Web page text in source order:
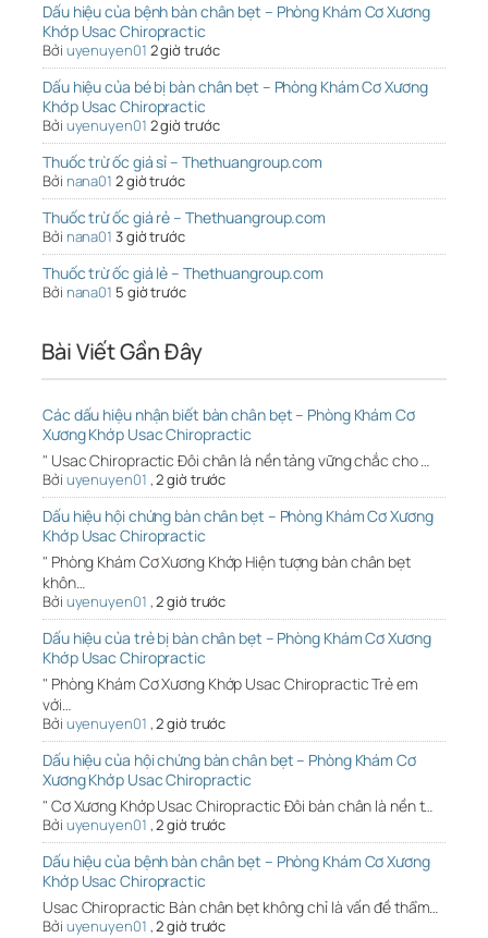
Dấu hiệu của bệnh bàn chân bẹt – Phòng Khám Cơ Xương
Khớp Usac Chiropractic
Bởi uyenuyen01 2 giờ trước
Dấu hiệu của bé bị bàn chân bẹt – Phòng Khám Cơ Xương
Khớp Usac Chiropractic
Bởi uyenuyen01 2 giờ trước
Thuốc trừ ốc giá sỉ – Thethuangroup.com
Bởi nana01 2 giờ trước
Thuốc trừ ốc giá rẻ – Thethuangroup.com
Bởi nana01 3 giờ trước
Thuốc trừ ốc giá lẻ – Thethuangroup.com
Bởi nana01 5 giờ trước
Bài Viết Gần Đây
Các dấu hiệu nhận biết bàn chân bẹt – Phòng Khám Cơ
Xương Khớp Usac Chiropractic
" Usac Chiropractic Đôi chân là nền tảng vững chắc cho …
Bởi uyenuyen01 ,2 giờ trước
Dấu hiệu hội chứng bàn chân bẹt – Phòng Khám Cơ Xương
Khớp Usac Chiropractic
" Phòng Khám Cơ Xương Khớp Hiện tượng bàn chân bẹt
khôn…
Bởi uyenuyen01 ,2 giờ trước
Dấu hiệu của trẻ bị bàn chân bẹt – Phòng Khám Cơ Xương
Khớp Usac Chiropractic
" Phòng Khám Cơ Xương Khớp Usac Chiropractic Trẻ em
với…
Bởi uyenuyen01 ,2 giờ trước
Dấu hiệu của hội chứng bàn chân bẹt – Phòng Khám Cơ
Xương Khớp Usac Chiropractic
" Cơ Xương Khớp Usac Chiropractic Đôi bàn chân là nền t…
Bởi uyenuyen01 ,2 giờ trước
Dấu hiệu của bệnh bàn chân bẹt – Phòng Khám Cơ Xương
Khớp Usac Chiropractic
Usac Chiropractic Bàn chân bẹt không chỉ là vấn đề thẩm…
Bởi uyenuyen01 ,2 giờ trước